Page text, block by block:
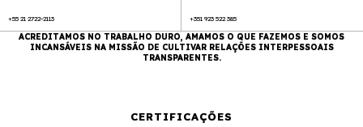
+55 21 2722-2113 +351 923 522 385
ACREDITAMOS NO TRABALHO DURO, AMAMOS O QUE FAZEMOS E SOMOS
INCANSÁVEIS NA MISSÃO DE CULTIVAR RELAÇÕES INTERPESSOAIS
TRANSPARENTES.
CERTIFICAÇÕES